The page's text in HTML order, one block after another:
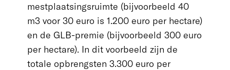
mestplaatsingsruimte (bijvoorbeeld 40
m3 voor 30 euro is 1.200 euro per hectare)
en de GLB-premie (bijvoorbeeld 300 euro
per hectare). In dit voorbeeld zijn de
totale opbrengsten 3.300 euro per